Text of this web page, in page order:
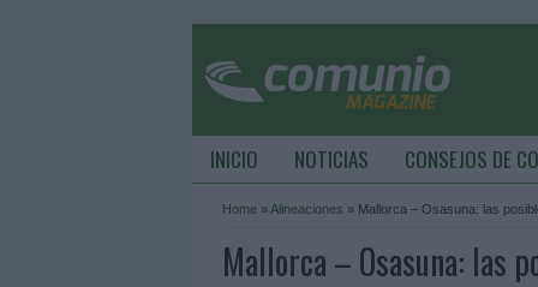
INICIO NOTICIAS CONSEJOS DE
Home »Alineaciones » Mallorca – Osasuna: las
Mallorca – Osasuna: las